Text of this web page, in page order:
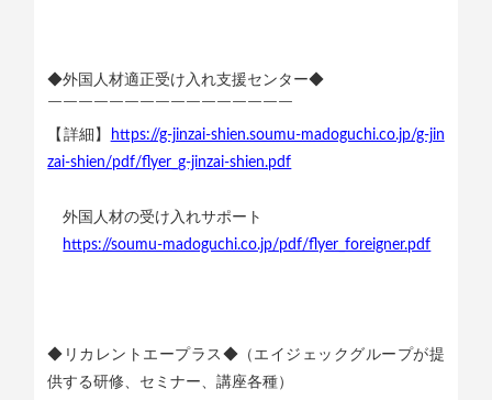
◆外国人材適正受け入れ支援センター◆
￣￣￣￣￣￣￣￣￣￣￣￣￣￣￣￣
【詳細】
https://g-jinzai-shien.soumu-madoguchi.co.jp/g-jin
zai-shien/pdf/flyer_g-jinzai-shien.pdf
外国人材の受け入れサポート
https://soumu-madoguchi.co.jp/pdf/flyer_foreigner.pdf
◆リカレントエープラス◆（エイジェックグループが提
供する研修、セミナー、講座各種）